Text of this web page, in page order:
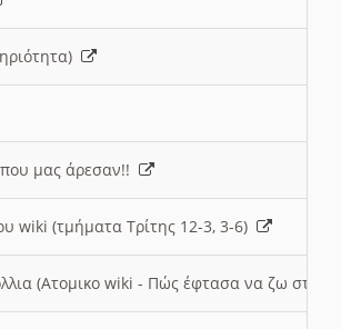
που μας άρεσαν!!
wiki (τμήματα Τρίτης 12-3, 3-6)
(Ατομικο wiki - Πώς έφτασα να ζω στην